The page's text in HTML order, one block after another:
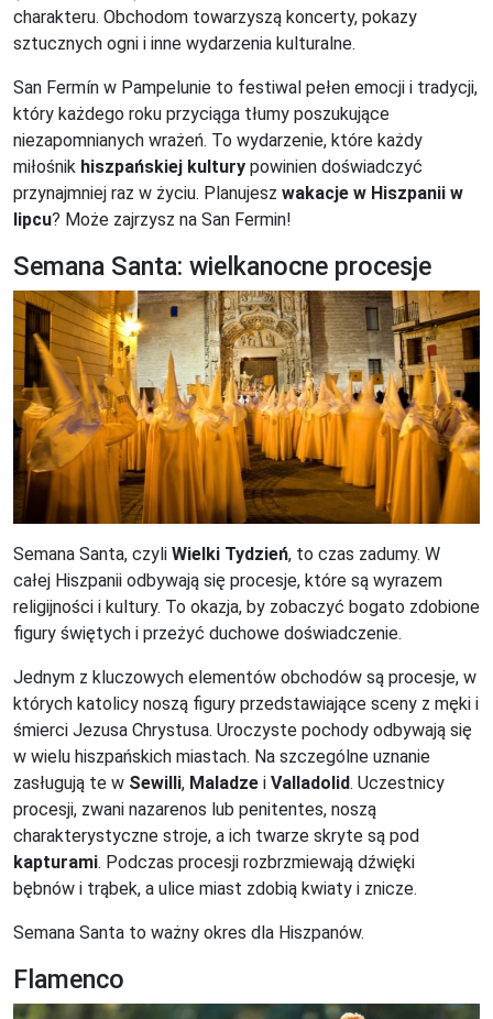
charakteru. Obchodom towarzyszą koncerty, pokazy
sztucznych ogni i inne wydarzenia kulturalne.
San Fermín w Pampelunie to festiwal pełen emocji i tradycji,
który każdego roku przyciąga tłumy poszukujące
niezapomnianych wrażeń. To wydarzenie, które każdy
miłośnik hiszpańskiej kultury powinien doświadczyć
przynajmniej raz w życiu. Planujesz wakacje w Hiszpanii w
lipcu? Może zajrzysz na San Fermin!
Semana Santa: wielkanocne procesje
Semana Santa, czyli Wielki Tydzień, to czas zadumy. W
całej Hiszpanii odbywają się procesje, które są wyrazem
religijności i kultury. To okazja, by zobaczyć bogato zdobione
figury świętych i przeżyć duchowe doświadczenie.
Jednym z kluczowych elementów obchodów są procesje, w
których katolicy noszą figury przedstawiające sceny z męki i
śmierci Jezusa Chrystusa. Uroczyste pochody odbywają się
w wielu hiszpańskich miastach. Na szczególne uznanie
zasługują te w Sewilli, Maladze i Valladolid. Uczestnicy
procesji, zwani nazarenos lub penitentes, noszą
charakterystyczne stroje, a ich twarze skryte są pod
kapturami. Podczas procesji rozbrzmiewają dźwięki
bębnów i trąbek, a ulice miast zdobią kwiaty i znicze.
Semana Santa to ważny okres dla Hiszpanów.
Flamenco